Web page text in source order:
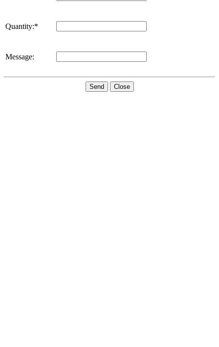
Quantity:*
Message:
Send Close